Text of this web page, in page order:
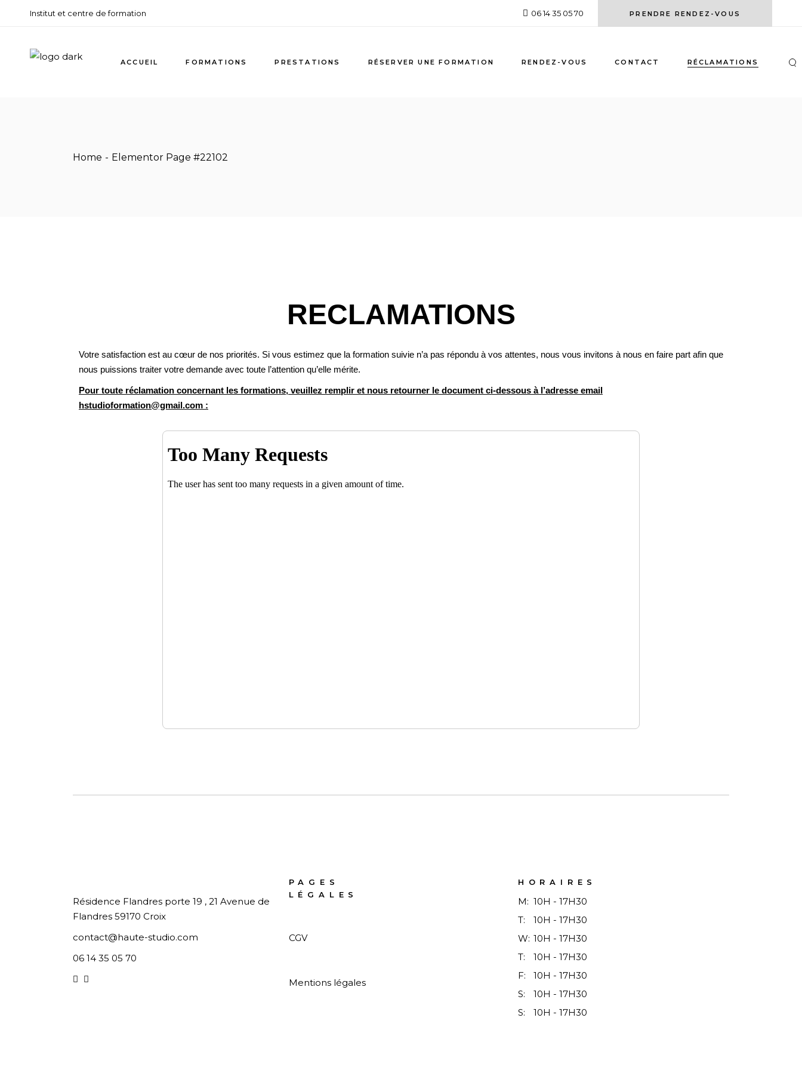
Institut et centre de formation 06 14 35 05 70 PRENDRE RENDEZ-VOUS
ACCUEIL FORMATIONS PRESTATIONS RÉSERVER UNE FORMATION RENDEZ-VOUS CONTACT RÉCLAMATIONS
Home Elementor Page #22102
RECLAMATIONS
Votre satisfaction est au cœur de nos priorités. Si vous estimez que la formation suivie n’a pas répondu à vos attentes, nous vous invitons à nous en faire part afin que
nous puissions traiter votre demande avec toute l’attention qu’elle mérite.
Pour toute réclamation concernant les formations, veuillez remplir et nous retourner le document ci-dessous à l’adresse email
hstudioformation@gmail.com :
Résidence Flandres porte 19 , 21 Avenue de
Flandres 59170 Croix
contact@haute-studio.com
06 14 35 05 70
PAGES
LÉGALES
CGV
Mentions légales
HORAIRES
M: 10H - 17H30
T:
10H - 17H30
W: 10H - 17H30
T:
10H - 17H30
F:
10H - 17H30
S:
10H - 17H30
S:
10H - 17H30